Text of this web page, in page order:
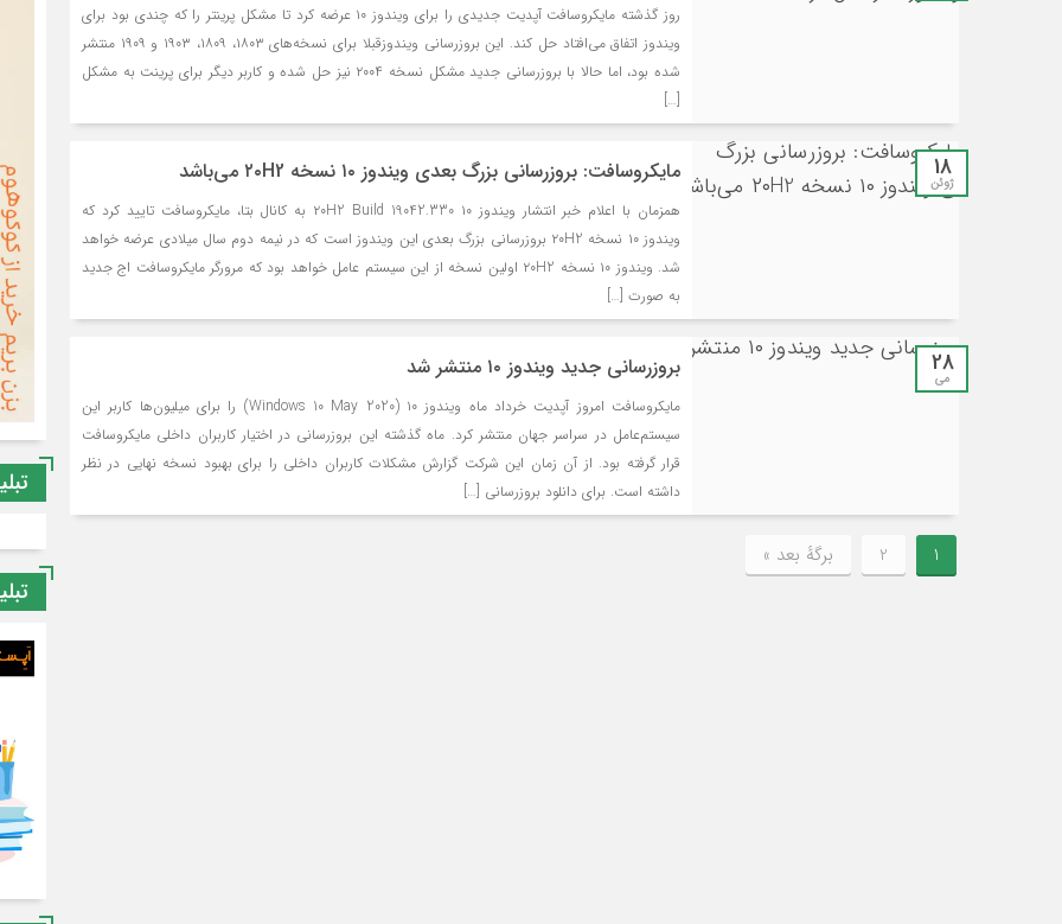
روز گذشته مایکروسافت آپدیت جدیدی را برای ویندوز ۱۰ عرضه کرد تا مشکل پرینتر را که چندی بود برای
ویندوز اتفاق می‌افتاد حل کند. این بروزرسانی ویندوزقبلا برای نسخه‌های ۱۸۰۳، ۱۸۰۹، ۱۹۰۳ و ۱۹۰۹ منتشر
شده بود، اما حالا با بروزرسانی جدید مشکل نسخه ۲۰۰۴ نیز حل شده و کاربر دیگر برای پرینت به مشکل
[…]
18
ژوئن مایکروسافت: بروزرسانی بزرگ بعدی ویندوز ۱۰ نسخه ۲۰H2 می‌باشد
همزمان با اعلام خبر انتشار ویندوز ۱۰ ۲۰H2 Build 19042.330 به کانال بتا، مایکروسافت تایید کرد که
ویندوز ۱۰ نسخه ۲۰H2 بروزرسانی بزرگ بعدی این ویندوز است که در نیمه دوم سال میلادی عرضه خواهد
شد. ویندوز ۱۰ نسخه ۲۰H2 اولین نسخه از این سیستم عامل خواهد بود که مرورگر مایکروسافت اج جدید
به صورت […]
28
می بروزرسانی جدید ویندوز ۱۰ منتشر شد
مایکروسافت امروز آپدیت خرداد ماه ویندوز ۱۰ (Windows 10 May 2020) را برای میلیون‌ها کاربر این
سیستم‌عامل در سراسر جهان منتشر کرد. ماه گذشته این بروزرسانی در اختیار کاربران داخلی مایکروسافت
قرار گرفته بود. از آن زمان این شرکت گزارش مشکلات کاربران داخلی را برای بهبود نسخه نهایی در نظر
داشته است. برای دانلود بروزرسانی […]
1
2 برگهٔ بعد »